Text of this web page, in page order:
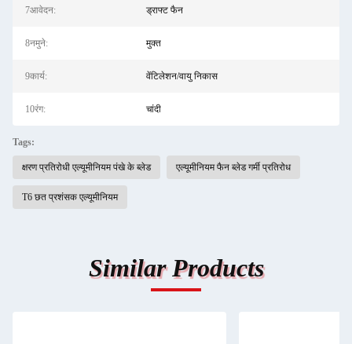
7आवेदन: ड्राफ्ट फैन
8नमुने: मुक्त
9कार्य: वेंटिलेशन/वायु निकास
10रंग: चांदी
Tags:
क्षरण प्रतिरोधी एल्यूमीनियम पंखे के ब्लेड एल्यूमीनियम फैन ब्लेड गर्मी प्रतिरोध
T6 छत प्रशंसक एल्यूमीनियम
Similar Products